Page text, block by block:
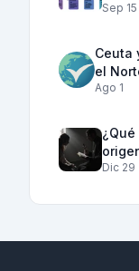
Sep 15
Ceuta
el
Ago 1
¿Qué
Dic 29